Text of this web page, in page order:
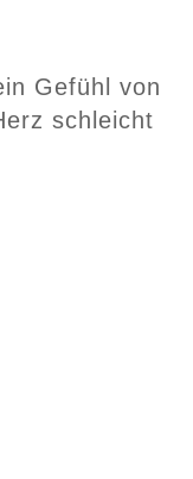
Gefühl von
schleicht